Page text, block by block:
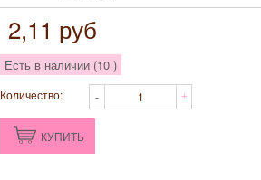
2,11 руб
Есть в наличии (10 )
Количество:
КУПИТЬ